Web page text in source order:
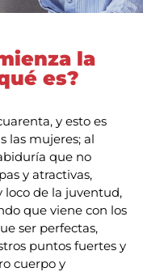
la
es?
y esto es
las mujeres; al
que no
y atractivas,
loco de la juventud,
que viene con los
ser perfectas,
puntos fuertes y
cuerpo y